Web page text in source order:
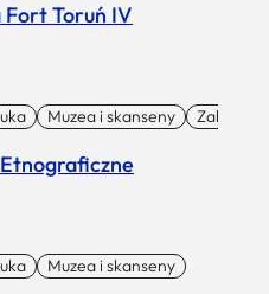
Fort Toruń IV
Muzea i skanseny Zabytki I
Muzea i skanseny